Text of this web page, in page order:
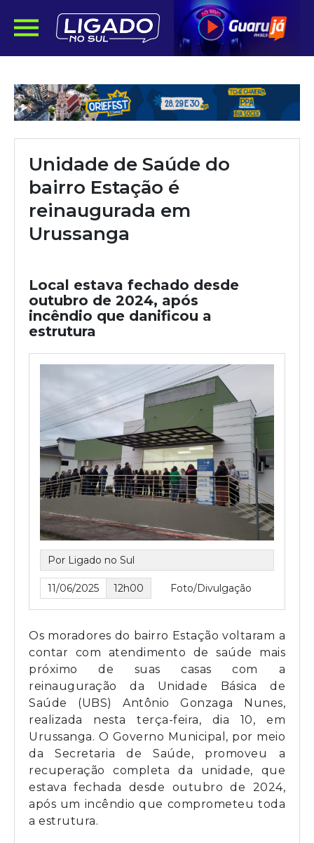
Unidade de Saúde do
bairro Estação é
reinaugurada em
Urussanga
Local estava fechado desde
outubro de 2024, após
incêndio que danificou a
estrutura
Por Ligado no Sul
11/06/2025 12h00 Foto/Divulgação
Os moradores do bairro Estação voltaram a
contar com atendimento de saúde mais
próximo de suas casas com a
reinauguração da Unidade Básica de
Saúde (UBS) Antônio Gonzaga Nunes,
realizada nesta terça-feira, dia 10, em
Urussanga. O Governo Municipal, por meio
da Secretaria de Saúde, promoveu a
recuperação completa da unidade, que
estava fechada desde outubro de 2024,
após um incêndio que comprometeu toda
a estrutura.